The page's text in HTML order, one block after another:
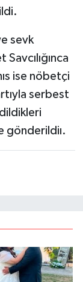
sevk
ise nöbetçi
serbest
gönderildiı.